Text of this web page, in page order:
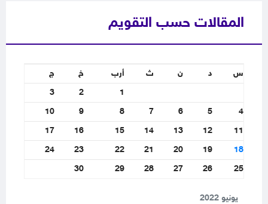
المقالات حسب التقويم
يونيو 2022
س د ن ث أرب خ
ج
1
2
3
4
5
6
7
8
9
10
11
12
13
14
15
16
17
18
19
20
21
22
23
24
25
26
27
28
29
30